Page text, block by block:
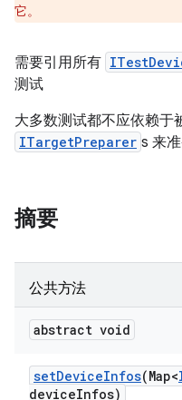
它。
需要引用所有
测试
大多数测试都不应依赖于
ITargetPreparer s 来
摘要
公共方法
abstract void
setDeviceInfos(Map<
deviceInfos)